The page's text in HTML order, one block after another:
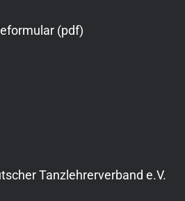
(pdf)
Tanzlehrerverband e.V.